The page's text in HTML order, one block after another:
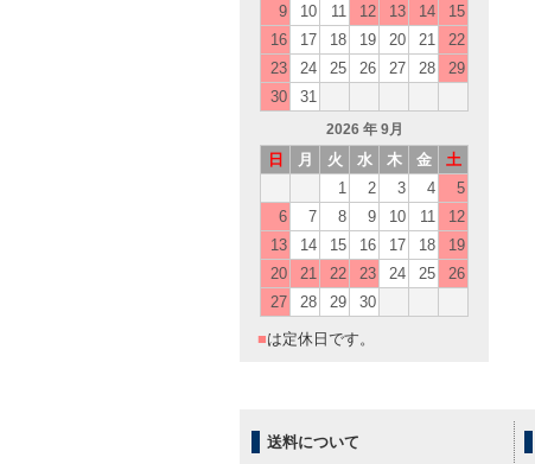
9
10 11 12 13 14
15
16
17 18 19 20 21
22
23
24 25 26 27 28
29
30
31
2026 年 9月
日 月 火 水 木 金
土
1
2 3 4
5
6
7 8 9 10 11
12
13
14 15 16 17 18
19
20
21 22 23 24 25
26
27
28 29 30
■は定休日です。
送料について